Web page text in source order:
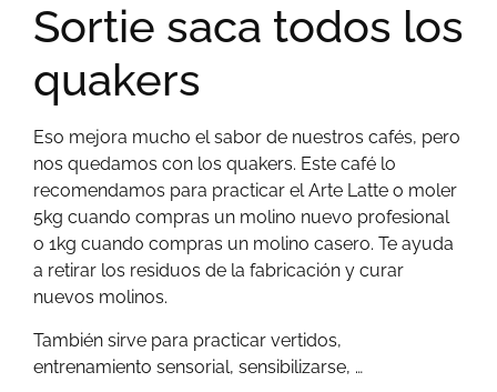
Sortie saca todos los
quakers
Eso mejora mucho el sabor de nuestros cafés, pero
nos quedamos con los quakers. Este café lo
recomendamos para practicar el Arte Latte o moler
5kg cuando compras un molino nuevo profesional
o 1kg cuando compras un molino casero. Te ayuda
a retirar los residuos de la fabricación y curar
nuevos molinos.
También sirve para practicar vertidos,
entrenamiento sensorial, sensibilizarse, …